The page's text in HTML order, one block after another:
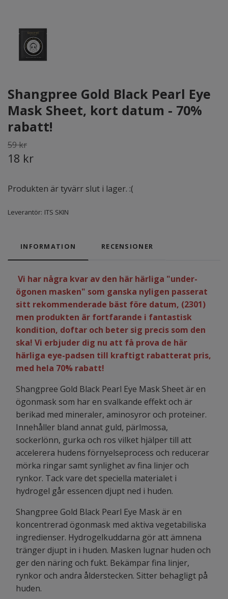
Shangpree Gold Black Pearl Eye
Mask Sheet, kort datum - 70%
rabatt!
59 kr
18 kr
Produkten är tyvärr slut i lager. :(
Leverantör: ITS SKIN
INFORMATION RECENSIONER
Vi har några kvar av den här härliga "under-
ögonen masken" som ganska nyligen passerat
sitt rekommenderade bäst före datum, (2301)
men produkten är fortfarande i fantastisk
kondition, doftar och beter sig precis som den
ska! Vi erbjuder dig nu att få prova de här
härliga eye-padsen till kraftigt rabatterat pris,
med hela 70% rabatt!
Shangpree Gold Black Pearl Eye Mask Sheet är en
ögonmask som har en svalkande effekt och är
berikad med mineraler, aminosyror och proteiner.
Innehåller bland annat guld, pärlmossa,
sockerlönn, gurka och ros vilket hjälper till att
accelerera hudens förnyelseprocess och reducerar
mörka ringar samt synlighet av fina linjer och
rynkor. Tack vare det speciella materialet i
hydrogel går essencen djupt ned i huden.
Shangpree Gold Black Pearl Eye Mask är en
koncentrerad ögonmask med aktiva vegetabiliska
ingredienser. Hydrogelkuddarna gör att ämnena
tränger djupt in i huden. Masken lugnar huden och
ger den näring och fukt. Bekämpar fina linjer,
rynkor och andra ålderstecken. Sitter behagligt på
huden.